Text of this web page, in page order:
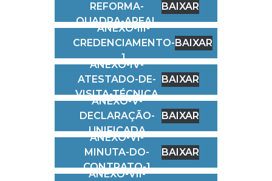
REFORMA-
QUADRA-AREAL
BAIXAR
ANEXO-III-
CREDENCIAMENTO-
1
BAIXAR
ANEXO-IV-
ATESTADO-DE-
VISITA-TÉCNICA
BAIXAR
ANEXO-V-
DECLARAÇÃO-
UNIFICADA
BAIXAR
ANEXO-VI-
MINUTA-DO-
CONTRATO-1
BAIXAR
ANEXO-VII-